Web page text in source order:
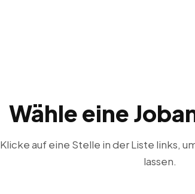
Wähle eine
Klicke auf eine Stelle in der Liste links,
lassen.